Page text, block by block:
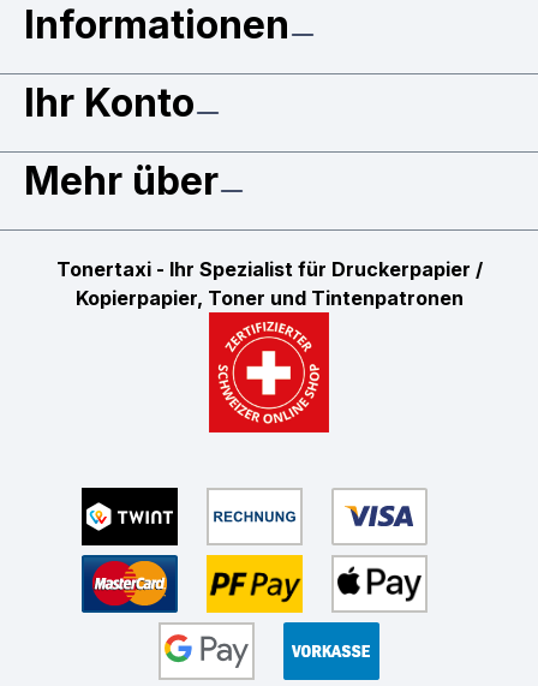
Informationen
Ihr Konto
Mehr über
Tonertaxi - Ihr Spezialist für Druckerpapier /
Kopierpapier, Toner und Tintenpatronen